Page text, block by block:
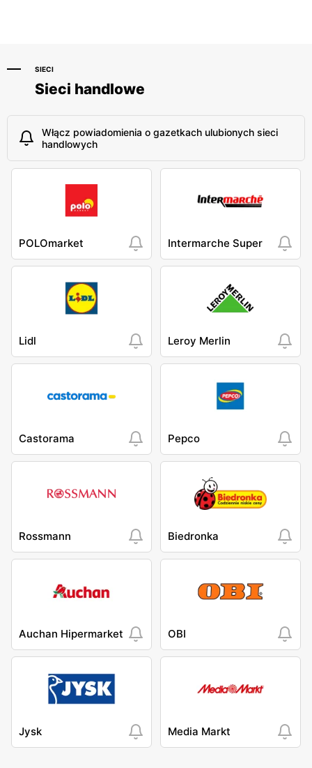
SIECI
Sieci handlowe
Włącz powiadomienia o gazetkach ulubionych sieci
handlowych
POLOmarket Intermarche Super
Lidl Leroy Merlin
Castorama Pepco
Rossmann Biedronka
Auchan Hipermarket OBI
Jysk Media Markt